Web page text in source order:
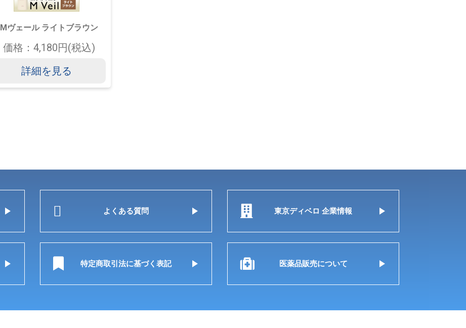
Mヴェール ライトブラウン
価格：4,180円(税込)
詳細を見る
よくある質問 東京ディベロ 企業情報
特定商取引法に基づく表記 医薬品販売について